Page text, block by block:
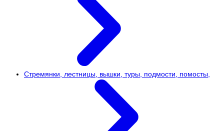
Стремянки, лестницы, вышки, туры, подмости, помосты,